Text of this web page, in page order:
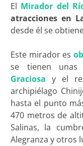
El Mirador del
atracciones en
desde él se
Este mirador es
se tienen unas
Graciosa y el
archipiélago
hasta el punto
470 metros de
Salinas, la
Alegranza y otros